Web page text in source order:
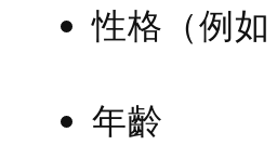
性格（例
年齡